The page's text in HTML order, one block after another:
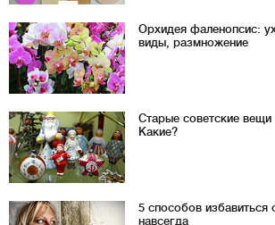
Орхидея фаленопсис:
виды, размножение
Старые советские вещи
Какие?
5 способов избавиться
навсегда